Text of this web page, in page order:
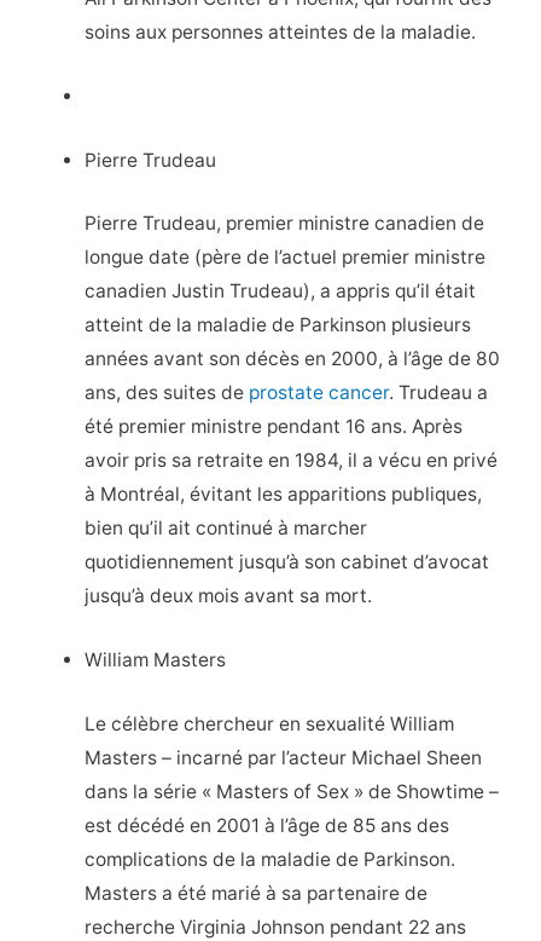
soins aux personnes atteintes de la maladie.
Pierre Trudeau
Pierre Trudeau, premier ministre canadien de
longue date (père de l’actuel premier ministre
canadien Justin Trudeau), a appris qu’il était
atteint de la maladie de Parkinson plusieurs
années avant son décès en 2000, à l’âge de 80
ans, des suites de prostate cancer. Trudeau a
été premier ministre pendant 16 ans. Après
avoir pris sa retraite en 1984, il a vécu en privé
à Montréal, évitant les apparitions publiques,
bien qu’il ait continué à marcher
quotidiennement jusqu’à son cabinet d’avocat
jusqu’à deux mois avant sa mort.
William Masters
Le célèbre chercheur en sexualité William
Masters – incarné par l’acteur Michael Sheen
dans la série « Masters of Sex » de Showtime –
est décédé en 2001 à l’âge de 85 ans des
complications de la maladie de Parkinson.
Masters a été marié à sa partenaire de
recherche Virginia Johnson pendant 22 ans